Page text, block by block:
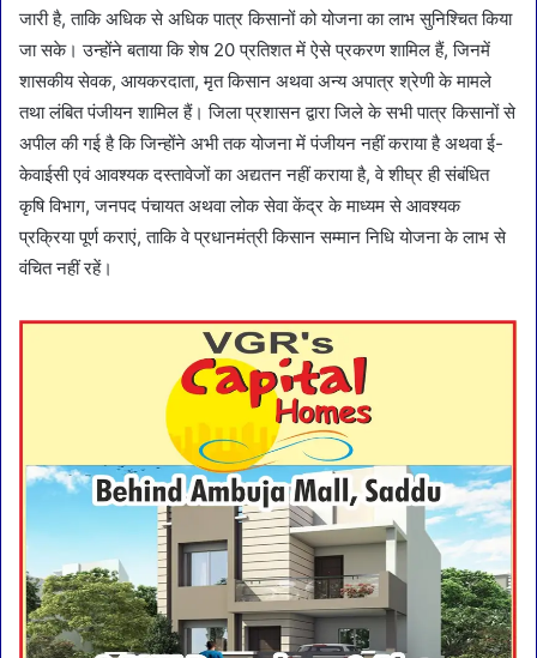
जारी है, ताकि अधिक से अधिक पात्र किसानों को योजना का लाभ सुनिश्चित किया
जा सके। उन्होंने बताया कि शेष 20 प्रतिशत में ऐसे प्रकरण शामिल हैं, जिनमें
शासकीय सेवक, आयकरदाता, मृत किसान अथवा अन्य अपात्र श्रेणी के मामले
तथा लंबित पंजीयन शामिल हैं। जिला प्रशासन द्वारा जिले के सभी पात्र किसानों से
अपील की गई है कि जिन्होंने अभी तक योजना में पंजीयन नहीं कराया है अथवा ई-
केवाईसी एवं आवश्यक दस्तावेजों का अद्यतन नहीं कराया है, वे शीघ्र ही संबंधित
कृषि विभाग, जनपद पंचायत अथवा लोक सेवा केंद्र के माध्यम से आवश्यक
प्रक्रिया पूर्ण कराएं, ताकि वे प्रधानमंत्री किसान सम्मान निधि योजना के लाभ से
वंचित नहीं रहें।